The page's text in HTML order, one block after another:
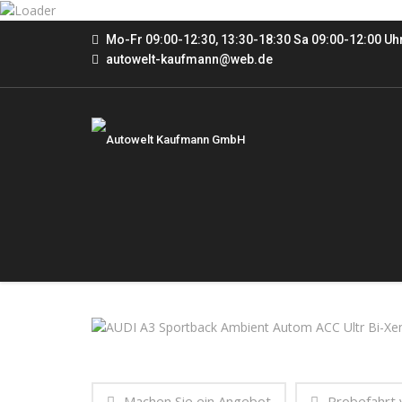
Mo-Fr 09:00-12:30, 13:30-18:30 Sa 09:00-12:00
autowelt-kaufmann@web.de